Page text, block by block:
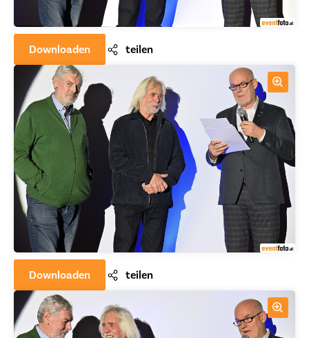
Downloaden teilen
Downloaden teilen